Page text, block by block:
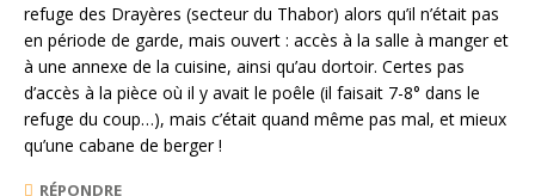
refuge des Drayères (secteur du Thabor) alors qu’il n’était pas
en période de garde, mais ouvert : accès à la salle à manger et
à une annexe de la cuisine, ainsi qu’au dortoir. Certes pas
d’accès à la pièce où il y avait le poêle (il faisait 7-8° dans le
refuge du coup…), mais c’était quand même pas mal, et mieux
qu’une cabane de berger !
RÉPONDRE